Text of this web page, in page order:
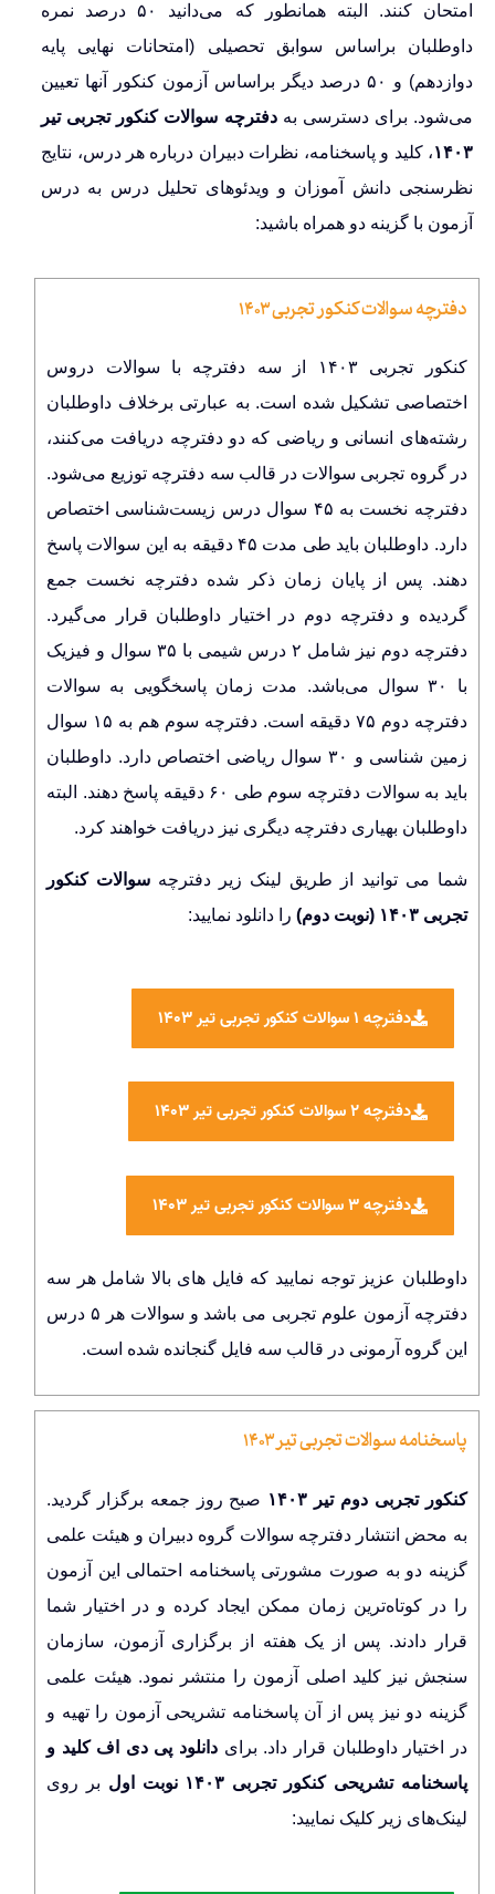
امتحان کنند. البته همانطور که می‌دانید ۵۰ درصد نمره
داوطلبان براساس سوابق تحصیلی (امتحانات نهایی پایه
دوازدهم) و ۵۰ درصد دیگر براساس آزمون کنکور آنها تعیین
می‌شود. برای دسترسی بهدفترچه سوالات کنکور تجربی تیر
۱۴۰۳، کلید و پاسخنامه، نظرات دبیران درباره هر درس، نتایج
نظرسنجی دانش آموزان و ویدئوهای تحلیل درس به درس
آزمون با گزینه دو همراه باشید:
دفترچه سوالات کنکور تجربی ۱۴۰۳
کنکور تجربی ۱۴۰۳ از سه دفترچه با سوالات دروس
اختصاصی تشکیل شده است. به عبارتی برخلاف داوطلبان
رشته‌های انسانی و ریاضی که دو دفترچه دریافت می‌کنند،
در گروه تجربی سوالات در قالب سه دفترچه توزیع می‌شود.
دفترچه نخست به ۴۵ سوال درس زیست‌شناسی اختصاص
دارد. داوطلبان باید طی مدت ۴۵ دقیقه به این سوالات پاسخ
دهند. پس از پایان زمان ذکر شده دفترچه نخست جمع
گردیده و دفترچه دوم در اختیار داوطلبان قرار می‌گیرد.
دفترچه دوم نیز شامل ۲ درس شیمی با ۳۵ سوال و فیزیک
با ۳۰ سوال می‌باشد. مدت زمان پاسخگویی به سوالات
دفترچه دوم ۷۵ دقیقه است. دفترچه سوم هم به ۱۵ سوال
زمین شناسی و ۳۰ سوال ریاضی اختصاص دارد. داوطلبان
باید به سوالات دفترچه سوم طی ۶۰ دقیقه پاسخ دهند. البته
داوطلبان بهیاری دفترچه دیگری نیز دریافت خواهند کرد.
شما می توانید از طریق لینک زیر دفترچه سوالات کنکور
تجربی ۱۴۰۳ (نوبت دوم)
را دانلود نمایید:
دفترچه ۱ سوالات کنکور تجربی تیر ۱۴۰۳
دفترچه ۲ سوالات کنکور تجربی تیر ۱۴۰۳
دفترچه ۳ سوالات کنکور تجربی تیر ۱۴۰۳
داوطلبان عزیز توجه نمایید که فایل های بالا شامل هر سه
دفترچه آزمون علوم تجربی می باشد و سوالات هر ۵ درس
این گروه آرمونی در قالب سه فایل گنجانده شده است.
پاسخنامه سوالات تجربی تیر ۱۴۰۳
کنکور تجربی دوم تیر ۱۴۰۳
صبح روز جمعه برگزار گردید.
به محض انتشار دفترچه سوالات گروه دبیران و هیئت علمی
گزینه دو به صورت مشورتی پاسخنامه احتمالی این آزمون
را در کوتاه‌ترین زمان ممکن ایجاد کرده و در اختیار شما
قرار دادند. پس از یک هفته از برگزاری آزمون، سازمان
سنجش نیز کلید اصلی آزمون را منتشر نمود. هیئت علمی
گزینه دو نیز پس از آن پاسخنامه تشریحی آزمون را تهیه و
در اختیار داوطلبان قرار داد. برای دانلود پی دی اف کلید و
پاسخنامه تشریحی کنکور تجربی ۱۴۰۳ نوبت اول
بر روی
لینک‌های زیر کلیک نمایید: